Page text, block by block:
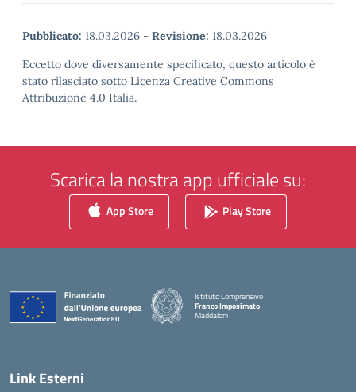
Pubblicato: 18.03.2026 - Revisione: 18.03.2026
Eccetto dove diversamente specificato, questo articolo è
stato rilasciato sotto Licenza Creative Commons
Attribuzione 4.0 Italia.
Scarica la nostra app ufficiale su:
App Store Play Store
Istituto Comprensivo
Franco Imposimato
Maddaloni
Link Esterni